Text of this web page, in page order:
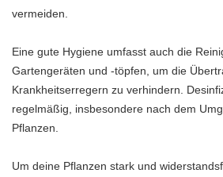
vermeiden.
Eine gute Hygiene umfasst auch die
Gartengeräten und -töpfen, um die
Krankheitserregern zu verhindern.
regelmäßig, insbesondere nach dem
Pflanzen.
Um deine Pflanzen stark und